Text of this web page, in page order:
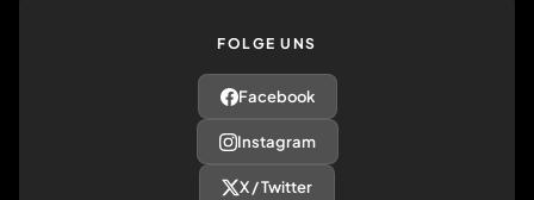
FOLGE UNS
Facebook
Instagram
X / Twitter